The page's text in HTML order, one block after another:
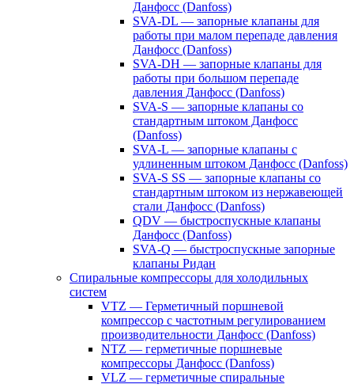
Данфосс (Danfoss)
SVA-DL — запорные клапаны для
работы при малом перепаде давления
Данфосс (Danfoss)
SVA-DH — запорные клапаны для
работы при большом перепаде
давления Данфосс (Danfoss)
SVA-S — запорные клапаны со
стандартным штоком Данфосс
(Danfoss)
SVA-L — запорные клапаны с
удлиненным штоком Данфосс (Danfoss)
SVA-S SS — запорные клапаны со
стандартным штоком из нержавеющей
стали Данфосс (Danfoss)
QDV — быстроспускные клапаны
Данфосс (Danfoss)
SVA-Q — быстроспускные запорные
клапаны Ридан
Спиральные компрессоры для холодильных
систем
VTZ — Герметичный поршневой
компрессор с частотным регулированием
производительности Данфосс (Danfoss)
NTZ — герметичные поршневые
компрессоры Данфосс (Danfoss)
VLZ — герметичные спиральные